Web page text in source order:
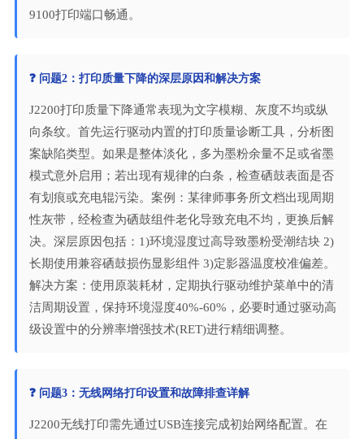
9100打印端口畅通。
❓ 问题2：打印质量下降的深层原因和解决方案
J2200打印质量下降通常表现为文字模糊、灰度不均或纵
向条纹。首先运行驱动内置的打印质量诊断工具，分析图
案缺陷类型。如果是整体淡化，多为墨粉余量不足或省墨
模式意外启用；若出现有规律的白条，检查硒鼓表面是否
有划痕或充电辊污染。案例：某律师事务所文档出现周期
性灰带，经检查为硒鼓组件老化导致充电不均，更换后解
决。深层原因包括：1)环境湿度过高导致墨粉受潮结块 2)
长期使用兼容硒鼓损伤显影组件 3)定影器温度校准偏差。
解决方案：使用原装耗材，定期执行驱动维护菜单中的清
洁周期设置，保持环境湿度40%-60%，必要时通过驱动高
级设置中的分辨率增强技术(RET)进行精细调整。
❓ 问题3：无线网络打印设置和故障排查详解
J2200无线打印需先通过USB连接完成初始网络配置。在